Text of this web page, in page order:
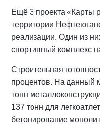
Ещё 3 проекта «Карты
территории
реализации. Один из
спортивный комплекс
Строительная
процентов. На данный
тонн
137 тонн для
бетонирование